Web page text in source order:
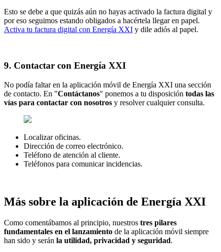
Esto se debe a que quizás aún no hayas activado la factura digital y
por eso seguimos estando obligados a hacértela llegar en papel.
Activa tu factura digital con Energía XXI y dile adiós al papel.
9. Contactar con Energía XXI
No podía faltar en la aplicación móvil de Energía XXI una sección
de contacto. En "Contáctanos" ponemos a tu disposición todas las
vías para contactar con nosotros y resolver cualquier consulta.
Localizar oficinas.
Dirección de correo electrónico.
Teléfono de atención al cliente.
Teléfonos para comunicar incidencias.
Más sobre la aplicación de Energía XXI
Como comentábamos al principio, nuestros tres pilares
fundamentales en el lanzamiento de la aplicación móvil siempre
han sido y serán la utilidad, privacidad y seguridad.